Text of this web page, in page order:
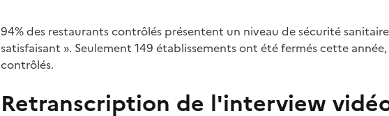
94% des restaurants contrôlés présentent un niveau de sécurité
satisfaisant ». Seulement 149 établissements ont été fermés cette
contrôlés.
Retranscription de l'interview